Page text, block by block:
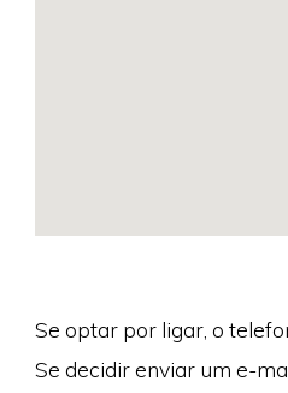
Se optar por ligar, o
Se decidir enviar um e-